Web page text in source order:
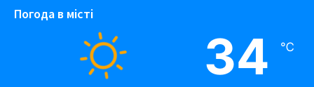
Погода в місті
34 ℃